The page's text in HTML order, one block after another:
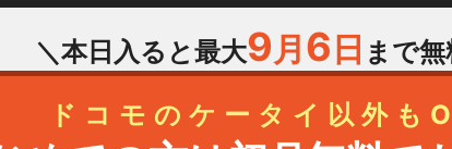
＼本日入ると最大9月 6 日 まで無
ドコモのケータイ以外も